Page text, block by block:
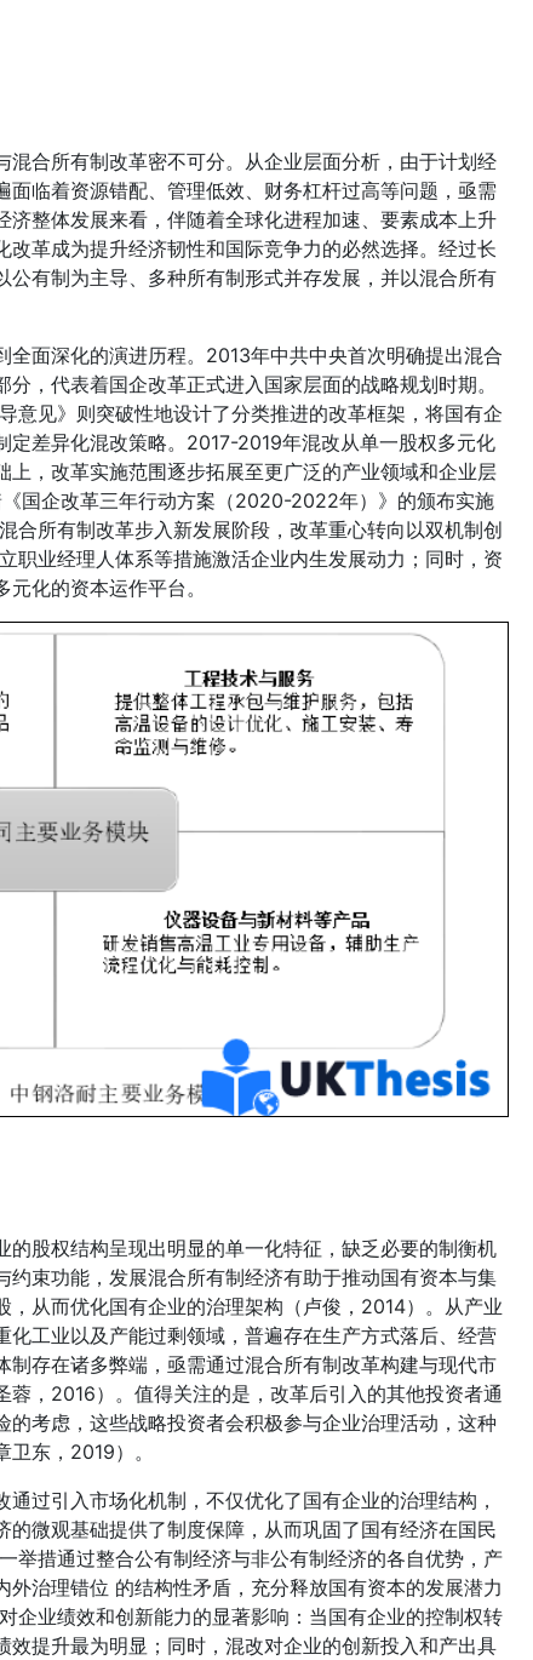
合所有制改革密不可分。从企业层面分析，由于计划经
临着资源错配、管理低效、财务杠杆过高等问题，亟需
整体发展来看，伴随着全球化进程加速、要素成本上升
革成为提升经济韧性和国际竞争力的必然选择。经过长
有制为主导、多种所有制形式并存发展，并以混合所有
面深化的演进历程。2013年中共中央首次明确提出混合
，代表着国企改革正式进入国家层面的战略规划时期。
意见》则突破性地设计了分类推进的改革框架，将国有企
定差异化混改策略。2017-2019年混改从单一股权多元化
，改革实施范围逐步拓展至更广泛的产业领域和企业层
国企改革三年行动方案（2020-2022年）》的颁布实施
合所有制改革步入新发展阶段，改革重心转向以双机制创
职业经理人体系等措施激活企业内生发展动力；同时，资
化的资本运作平台。
股权结构呈现出明显的单一化特征，缺乏必要的制衡机
束功能，发展混合所有制经济有助于推动国有资本与集
从而优化国有企业的治理架构（卢俊，2014）。从产业
工业以及产能过剩领域，普遍存在生产方式落后、经营
存在诸多弊端，亟需通过混合所有制改革构建与现代市
，2016）。值得关注的是，改革后引入的其他投资者通
考虑，这些战略投资者会积极参与企业治理活动，这种
东，2019）。
过引入市场化机制，不仅优化了国有企业的治理结构，
微观基础提供了制度保障，从而巩固了国有经济在国民
举措通过整合公有制经济与非公有制经济的各自优势，产
治理错位 的结构性矛盾，充分释放国有资本的发展潜力
企业绩效和创新能力的显著影响：当国有企业的控制权转
提升最为明显；同时，混改对企业的创新投入和产出具